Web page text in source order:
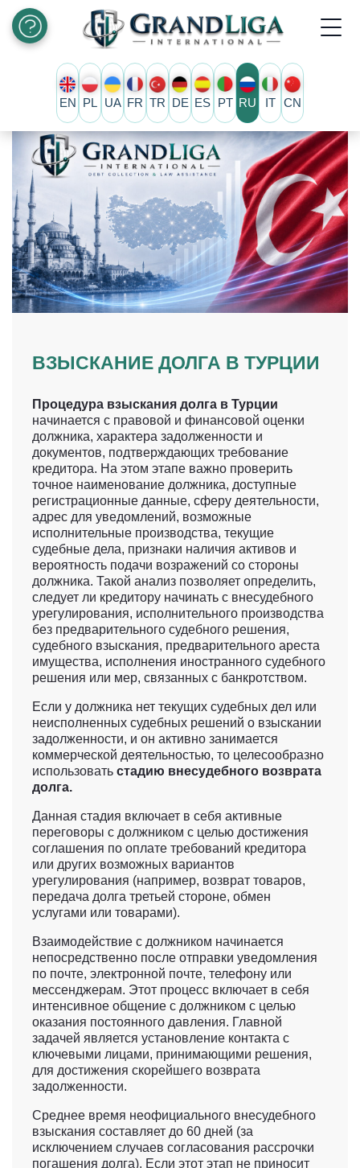
EN PL UA FR TR DE ES PT RU IT CN
ВЗЫСКАНИЕ ДОЛГА В ТУРЦИИ
Процедура взыскания долга в Турции
начинается с правовой и финансовой оценки
должника, характера задолженности и
документов, подтверждающих требование
кредитора. На этом этапе важно проверить
точное наименование должника, доступные
регистрационные данные, сферу деятельности,
адрес для уведомлений, возможные
исполнительные производства, текущие
судебные дела, признаки наличия активов и
вероятность подачи возражений со стороны
должника. Такой анализ позволяет определить,
следует ли кредитору начинать с внесудебного
урегулирования, исполнительного производства
без предварительного судебного решения,
судебного взыскания, предварительного ареста
имущества, исполнения иностранного судебного
решения или мер, связанных с банкротством.
Если у должника нет текущих судебных дел или
неисполненных судебных решений о взыскании
задолженности, и он активно занимается
коммерческой деятельностью, то целесообразно
использовать стадию внесудебного возврата
долга.
Данная стадия включает в себя активные
переговоры с должником с целью достижения
соглашения по оплате требований кредитора
или других возможных вариантов
урегулирования (например, возврат товаров,
передача долга третьей стороне, обмен
услугами или товарами).
Взаимодействие с должником начинается
непосредственно после отправки уведомления
по почте, электронной почте, телефону или
мессенджерам. Этот процесс включает в себя
интенсивное общение с должником с целью
оказания постоянного давления. Главной
задачей является установление контакта с
ключевыми лицами, принимающими решения,
для достижения скорейшего возврата
задолженности.
Среднее время неофициального внесудебного
взыскания составляет до 60 дней (за
исключением случаев согласования рассрочки
погашения долга). Если этот этап не приносит